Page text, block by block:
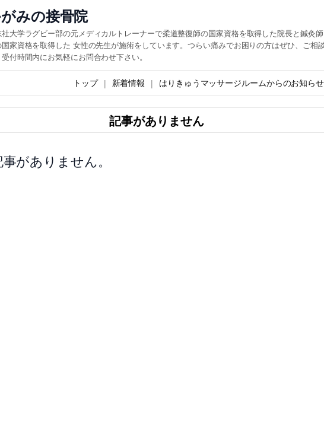
みの接骨院
社大学ラグビー部の元メディカルトレーナーで柔道整復師の国家資格を取得した院長と鍼灸
家資格を取得した 女性の先生が施術をしています。つらい痛みでお困りの方はぜひ、ご相
付時間内にお気軽にお問合わせ下さい。
トップ 新着情報 はりきゅうマッサージルームからのお知らせ
記事がありません
がありません。